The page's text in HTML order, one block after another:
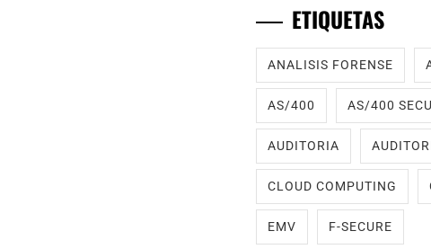
ETIQUETAS
ANALISIS FORENSE
AS/400 AS/400
AUDITORIA
CLOUD COMPUTING
EMV F-SECURE